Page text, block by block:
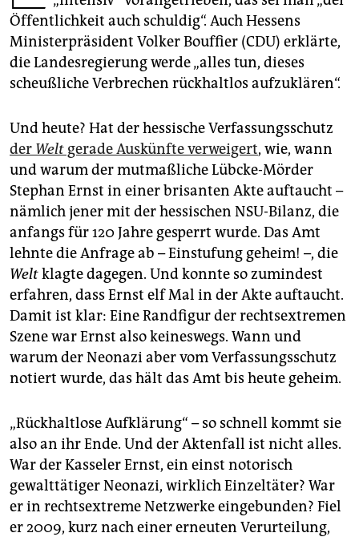
epaper login
Öffentlichkeit auch schuldig“. Auch Hessens
Ministerpräsident Volker Bouffier (CDU) erklärte,
die Landesregierung werde „alles tun, dieses
scheußliche Verbrechen rückhaltlos aufzuklären“.
Und heute? Hat der hessische Verfassungsschutz
der Welt gerade Auskünfte verweigert, wie, wann
und warum der mutmaßliche Lübcke-Mörder
Stephan Ernst in einer brisanten Akte auftaucht –
nämlich jener mit der hessischen NSU-Bilanz, die
anfangs für 120 Jahre gesperrt wurde. Das Amt
lehnte die Anfrage ab – Einstufung geheim! –, die
Weltklagte dagegen. Und konnte so zumindest
erfahren, dass Ernst elf Mal in der Akte auftaucht.
Damit ist klar: Eine Randfigur der rechtsextremen
Szene war Ernst also keineswegs. Wann und
warum der Neonazi aber vom Verfassungsschutz
notiert wurde, das hält das Amt bis heute geheim.
„Rückhaltlose Aufklärung“ – so schnell kommt sie
also an ihr Ende. Und der Aktenfall ist nicht alles.
War der Kasseler Ernst, ein einst notorisch
gewalttätiger Neonazi, wirklich Einzeltäter? War
er in rechtsextreme Netzwerke eingebunden? Fiel
er 2009, kurz nach einer erneuten Verurteilung,